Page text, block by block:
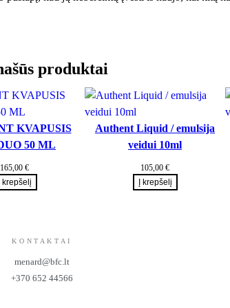
produktai
KVAPUSIS
50 ML
165,00 €
Į krepšelį
Authent Liquid / emulsija
veidui 10ml
105,00 €
Į krepšelį
KONTAKTAI
menard@bfc.lt
+370 652 44566